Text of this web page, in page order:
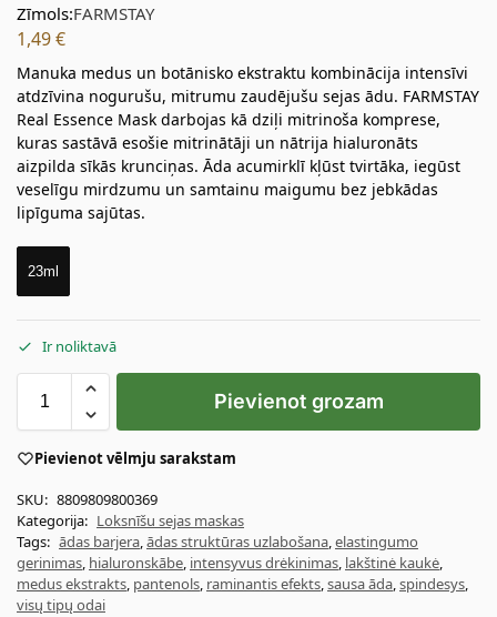
Zīmols:FARMSTAY
1,49€
Manuka medus un botānisko ekstraktu kombinācija intensīvi
atdzīvina nogurušu, mitrumu zaudējušu sejas ādu. FARMSTAY
Real Essence Mask darbojas kā dziļi mitrinoša komprese,
kuras sastāvā esošie mitrinātāji un nātrija hialuronāts
aizpilda sīkās krunciņas. Āda acumirklī kļūst tvirtāka, iegūst
veselīgu mirdzumu un samtainu maigumu bez jebkādas
lipīguma sajūtas.
23ml
Ir noliktavā
Pievienot grozam
Pievienot vēlmju sarakstam
SKU: 8809809800369
Kategorija: Loksnīšu sejas maskas
Tags: ādas barjera,ādas struktūras uzlabošana,elastingumo
gerinimas, hialuronskābe, intensyvus drėkinimas, lakštinė kaukė,
medus ekstrakts, pantenols, raminantis efekts,sausa āda,spindesys,
visų tipų odai